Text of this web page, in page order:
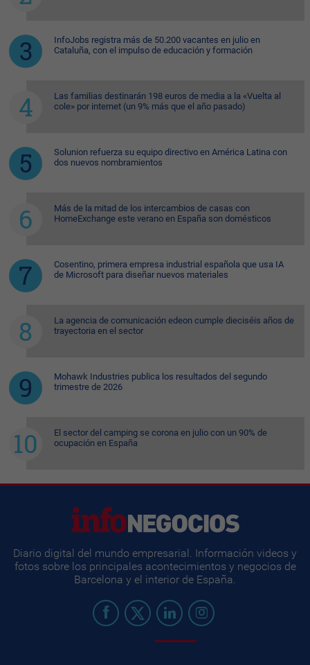
InfoJobs registra más de 50.200 vacantes en julio en
Cataluña, con el impulso de educación y formación
Las familias destinarán 198 euros de media a la «Vuelta al
cole» por internet (un 9% más que el año pasado)
Solunion refuerza su equipo directivo en América Latina con
dos nuevos nombramientos
Más de la mitad de los intercambios de casas con
HomeExchange este verano en España son domésticos
Cosentino, primera empresa industrial española que usa IA
de Microsoft para diseñar nuevos materiales
La agencia de comunicación edeon cumple dieciséis años de
trayectoria en el sector
Mohawk Industries publica los resultados del segundo
trimestre de 2026
El sector del camping se corona en julio con un 90% de
ocupación en España
Diario digital del mundo empresarial. Información videos y
fotos sobre los principales acontecimientos y negocios de
Barcelona y el interior de España.